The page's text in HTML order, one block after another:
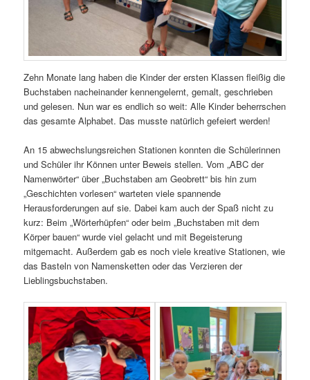
Zehn Monate lang haben die Kinder der ersten Klassen fleißig die
Buchstaben nacheinander kennengelernt, gemalt, geschrieben
und gelesen. Nun war es endlich so weit: Alle Kinder beherrschen
das gesamte Alphabet. Das musste natürlich gefeiert werden!
An 15 abwechslungsreichen Stationen konnten die Schülerinnen
und Schüler ihr Können unter Beweis stellen. Vom „ABC der
Namenwörter“ über „Buchstaben am Geobrett“ bis hin zum
„Geschichten vorlesen“ warteten viele spannende
Herausforderungen auf sie. Dabei kam auch der Spaß nicht zu
kurz: Beim „Wörterhüpfen“ oder beim „Buchstaben mit dem
Körper bauen“ wurde viel gelacht und mit Begeisterung
mitgemacht. Außerdem gab es noch viele kreative Stationen, wie
das Basteln von Namensketten oder das Verzieren der
Lieblingsbuchstaben.